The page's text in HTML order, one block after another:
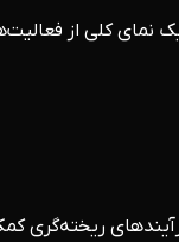
کلی از
ریخته‌گری